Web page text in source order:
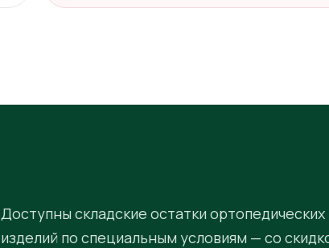
Доступны складские остатки ортопедических
изделий по специальным условиям — со